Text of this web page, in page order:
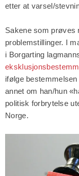
etter at varsel/
Sakene som prøves
problemstillinger. I
i Borgarting
ifølge
annet om han/hun
politisk forbrytelse
Norge.